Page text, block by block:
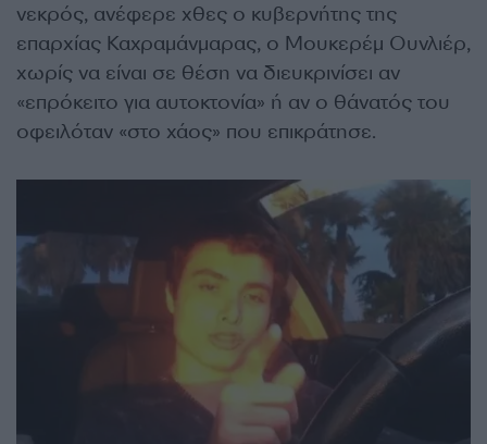
νεκρός, ανέφερε χθες ο κυβερνήτης της
επαρχίας Καχραμάνμαρας, ο Μουκερέμ Ουνλιέρ,
χωρίς να είναι σε θέση να διευκρινίσει αν
«επρόκειτο για αυτοκτονία» ή αν ο θάνατός του
οφειλόταν «στο χάος» που επικράτησε.